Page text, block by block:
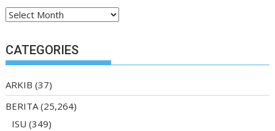
Archives
CATEGORIES
ARKIB (37)
BERITA(25,264)
ISU (349)